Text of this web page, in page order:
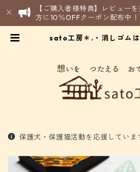
【ご購入者様特典】レビュー
方に10％OFFクーポン配布中！
sato工房＊.・消しゴム
保護犬・保護猫活動を応援していま